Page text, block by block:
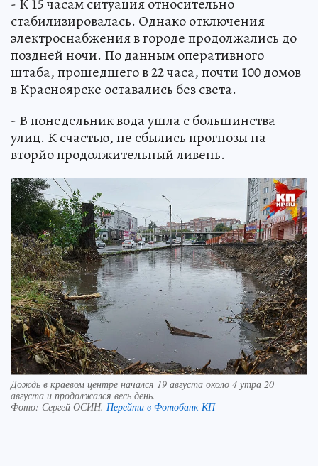
- К 15 часам ситуация относительно
стабилизировалась. Однако отключения
электроснабжения в городе продолжались до
поздней ночи. По данным оперативного
штаба, прошедшего в 22 часа, почти 100 домов
в Красноярске оставались без света.
- В понедельник вода ушла с большинства
улиц. К счастью, не сбылись прогнозы на
вторйо продолжительный ливень.
Дождь в краевом центре начался 19 августа около 4 утра 20
августа и продолжался весь день.
Фото: Сергей ОСИН. Перейти в Фотобанк КП